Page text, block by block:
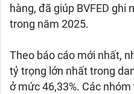
hàng, đã giúp BVFED
trong năm 2025.
Theo báo cáo mới nhất,
tỷ trọng lớn nhất trong
ở mức 46,33%. Các